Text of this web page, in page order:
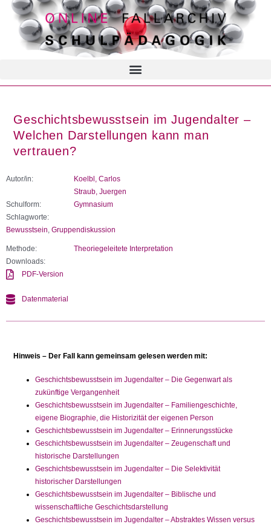
Geschichtsbewusstsein im Jugendalter –
Welchen Darstellungen kann man
vertrauen?
Autor/in:
Koelbl, Carlos
Straub, Juergen
Schulform:
Gymnasium
Schlagworte:
Bewusstsein Gruppendiskussion
Methode:
Theoriegeleitete Interpretation
Downloads:
PDF-Version
Datenmaterial
Hinweis – Der Fall kann gemeinsam gelesen werden mit:
Geschichtsbewusstsein im Jugendalter – Die Gegenwart als
zukünftige Vergangenheit
Geschichtsbewusstsein im Jugendalter – Familiengeschichte,
eigene Biographie, die Historizität der eigenen Person
Geschichtsbewusstsein im Jugendalter – Erinnerungsstücke
Geschichtsbewusstsein im Jugendalter – Zeugenschaft und
historische Darstellungen
Geschichtsbewusstsein im Jugendalter – Die Selektivität
historischer Darstellungen
Geschichtsbewusstsein im Jugendalter – Biblische und
wissenschaftliche Geschichtsdarstellung
Geschichtsbewusstsein im Jugendalter – Abstraktes Wissen versus